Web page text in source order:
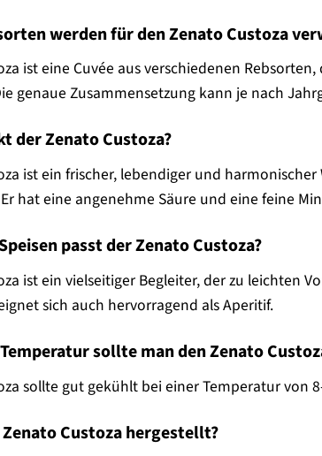
werden für den Zenato Custoza
ist eine Cuvée aus verschiedenen
genaue Zusammensetzung kann je nach
der Zenato Custoza?
ist ein frischer, lebendiger und
hat eine angenehme Säure und eine feine
passt der Zenato Custoza?
ist ein vielseitiger Begleiter, der zu leichten
sich auch hervorragend als Aperitif.
sollte man den Zenato
sollte gut gekühlt bei einer Temperatur von
Custoza hergestellt?